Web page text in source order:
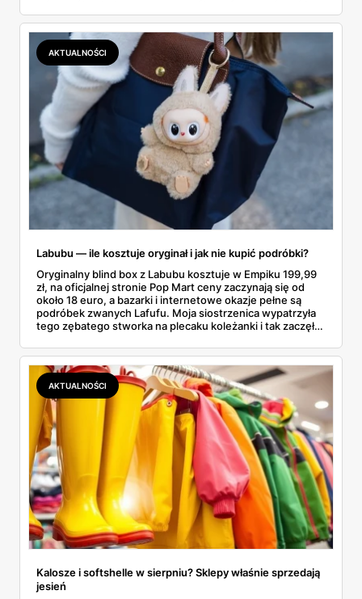
najszybciej rosnący sport w Polsce: kortów przybywa
lawinowo, a chętnych jeszcze szybciej. Sprawdziłam, co
dokładnie dostajemy za te pieniądze i komu taka rakieta
faktycznie wystarczy.
AKTUALNOŚCI
Labubu — ile kosztuje oryginał i jak nie kupić podróbki?
Oryginalny blind box z Labubu kosztuje w Empiku 199,99
zł, na oficjalnej stronie Pop Mart ceny zaczynają się od
około 18 euro, a bazarki i internetowe okazje pełne są
podróbek zwanych Lafufu. Moja siostrzenica wypatrzyła
tego zębatego stworka na plecaku koleżanki i tak zaczęło
kosztuje i po czym poznać, że sprzedawca nie wciska nam
podróbki. Spisałam wszystko, czego się dowiedziałam —
łącznie z jedną wpadką, o której za chwilę.
AKTUALNOŚCI
Kalosze i softshelle w sierpniu? Sklepy właśnie sprzedają
jesień